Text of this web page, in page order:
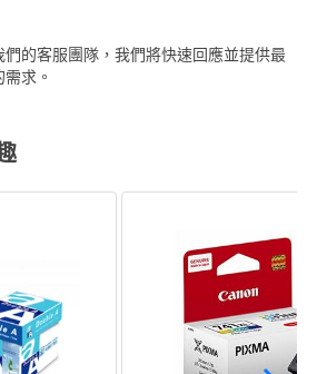
的客服團隊，我們將快速回應並提供最
求。